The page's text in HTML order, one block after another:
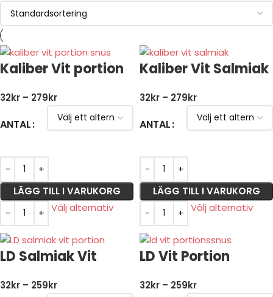
Kaliber Vit portion
32kr – 279kr
ANTAL
LÄGG TILL I VARUKORG
Välj alternativ
Kaliber Vit Salmiak
32kr – 279kr
ANTAL
LÄGG TILL I VARUKORG
Välj alternativ
LD Salmiak Vit
32kr – 259kr
LD Vit Portion
32kr – 259kr